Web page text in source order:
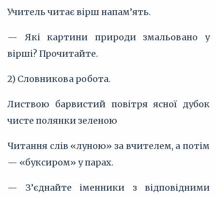
Учитель читає вірш напам’ять.
— Які картини природи змальовано у
вірші? Прочитайте.
2) Словникова робота.
Листвою барвистий повітря ясної дубок
чисте полянки зеленою
Читання слів «луною» за вчителем, а потім
— «буксиром» у парах.
— З’єднайте іменники з відповідними